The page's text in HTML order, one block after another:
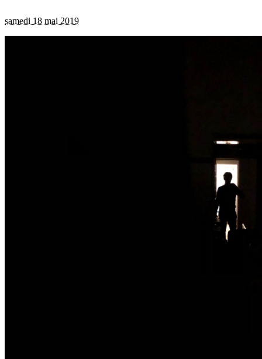
samedi 18 mai 2019